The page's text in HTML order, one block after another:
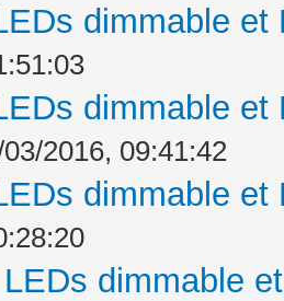
dimmable
dimmable
2016, 09:41:42
dimmable
dimmable